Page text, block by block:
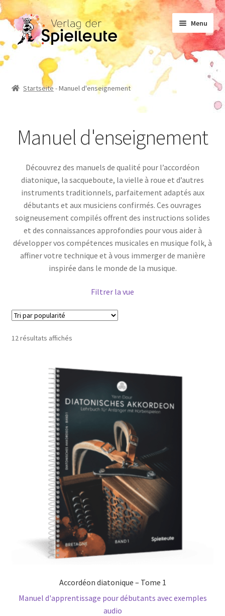
Aller
à
la
navigation
Aller
au
contenu
Menu
Notes de musique
Manuel d’enseignement
Non-fiction
Romans
Startseite -Manuel d'enseignement
Manuel d'enseignement
Découvrez des manuels de qualité pour l’accordéon
diatonique, la sacqueboute, la vielle à roue et d’autres
instruments traditionnels, parfaitement adaptés aux
débutants et aux musiciens confirmés. Ces ouvrages
soigneusement compilés offrent des instructions solides
et des connaissances approfondies pour vous aider à
développer vos compétences musicales en musique folk, à
affiner votre technique et à vous immerger de manière
inspirée dans le monde de la musique.
Filtrer la vue
12 résultats affichésTrié
Accordéon diatonique – Tome 1
Manuel d'apprentissage pour débutants avec exemples
audio